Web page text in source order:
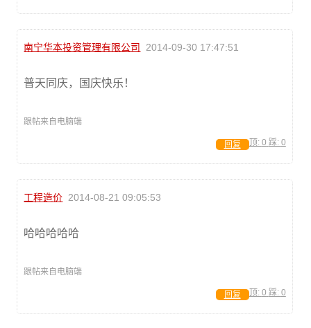
南宁华本投资管理有限公司 2014-09-30 17:47:51
普天同庆，国庆快乐！
跟帖来自电脑端
顶: 0 踩: 0
回复
工程造价 2014-08-21 09:05:53
哈哈哈哈哈
跟帖来自电脑端
顶: 0 踩: 0
回复